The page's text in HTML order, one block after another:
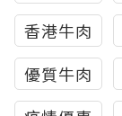
香港牛肉
優質牛肉